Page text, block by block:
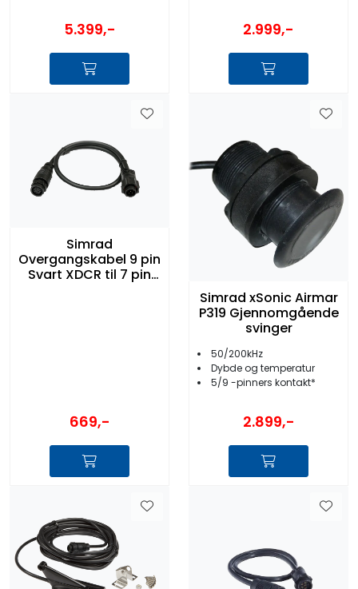
5.399,- 2.999,-
Simrad
Overgangskabel 9 pin
Svart XDCR til 7 pin
669,-
Simrad xSonic Airmar
P319 Gjennomgående
svinger
50/200kHz
Dybde og temperatur
5/9 -pinners kontakt*
2.899,-